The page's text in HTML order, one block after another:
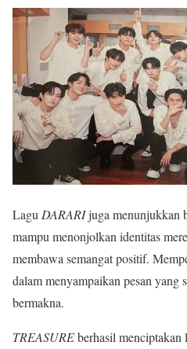
Lagu DARARIjuga menunjukkan
mampu menonjolkan identitas
membawa semangat positif.
dalam menyampaikan pesan yang
bermakna.
TREASUREberhasil